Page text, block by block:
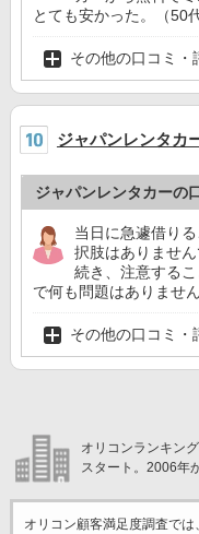
とても安かった。（50
その他の口コミ・
ジャパンレンタカ
ジャパンレンタカーの
当日に急遽借り
択肢はありませ
続き、注意する
で何も問題はありませ
その他の口コミ・
オリコンランキン
スタート。2006年
オリコン顧客満足度調査で